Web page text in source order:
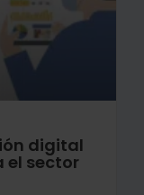
digital
el sector